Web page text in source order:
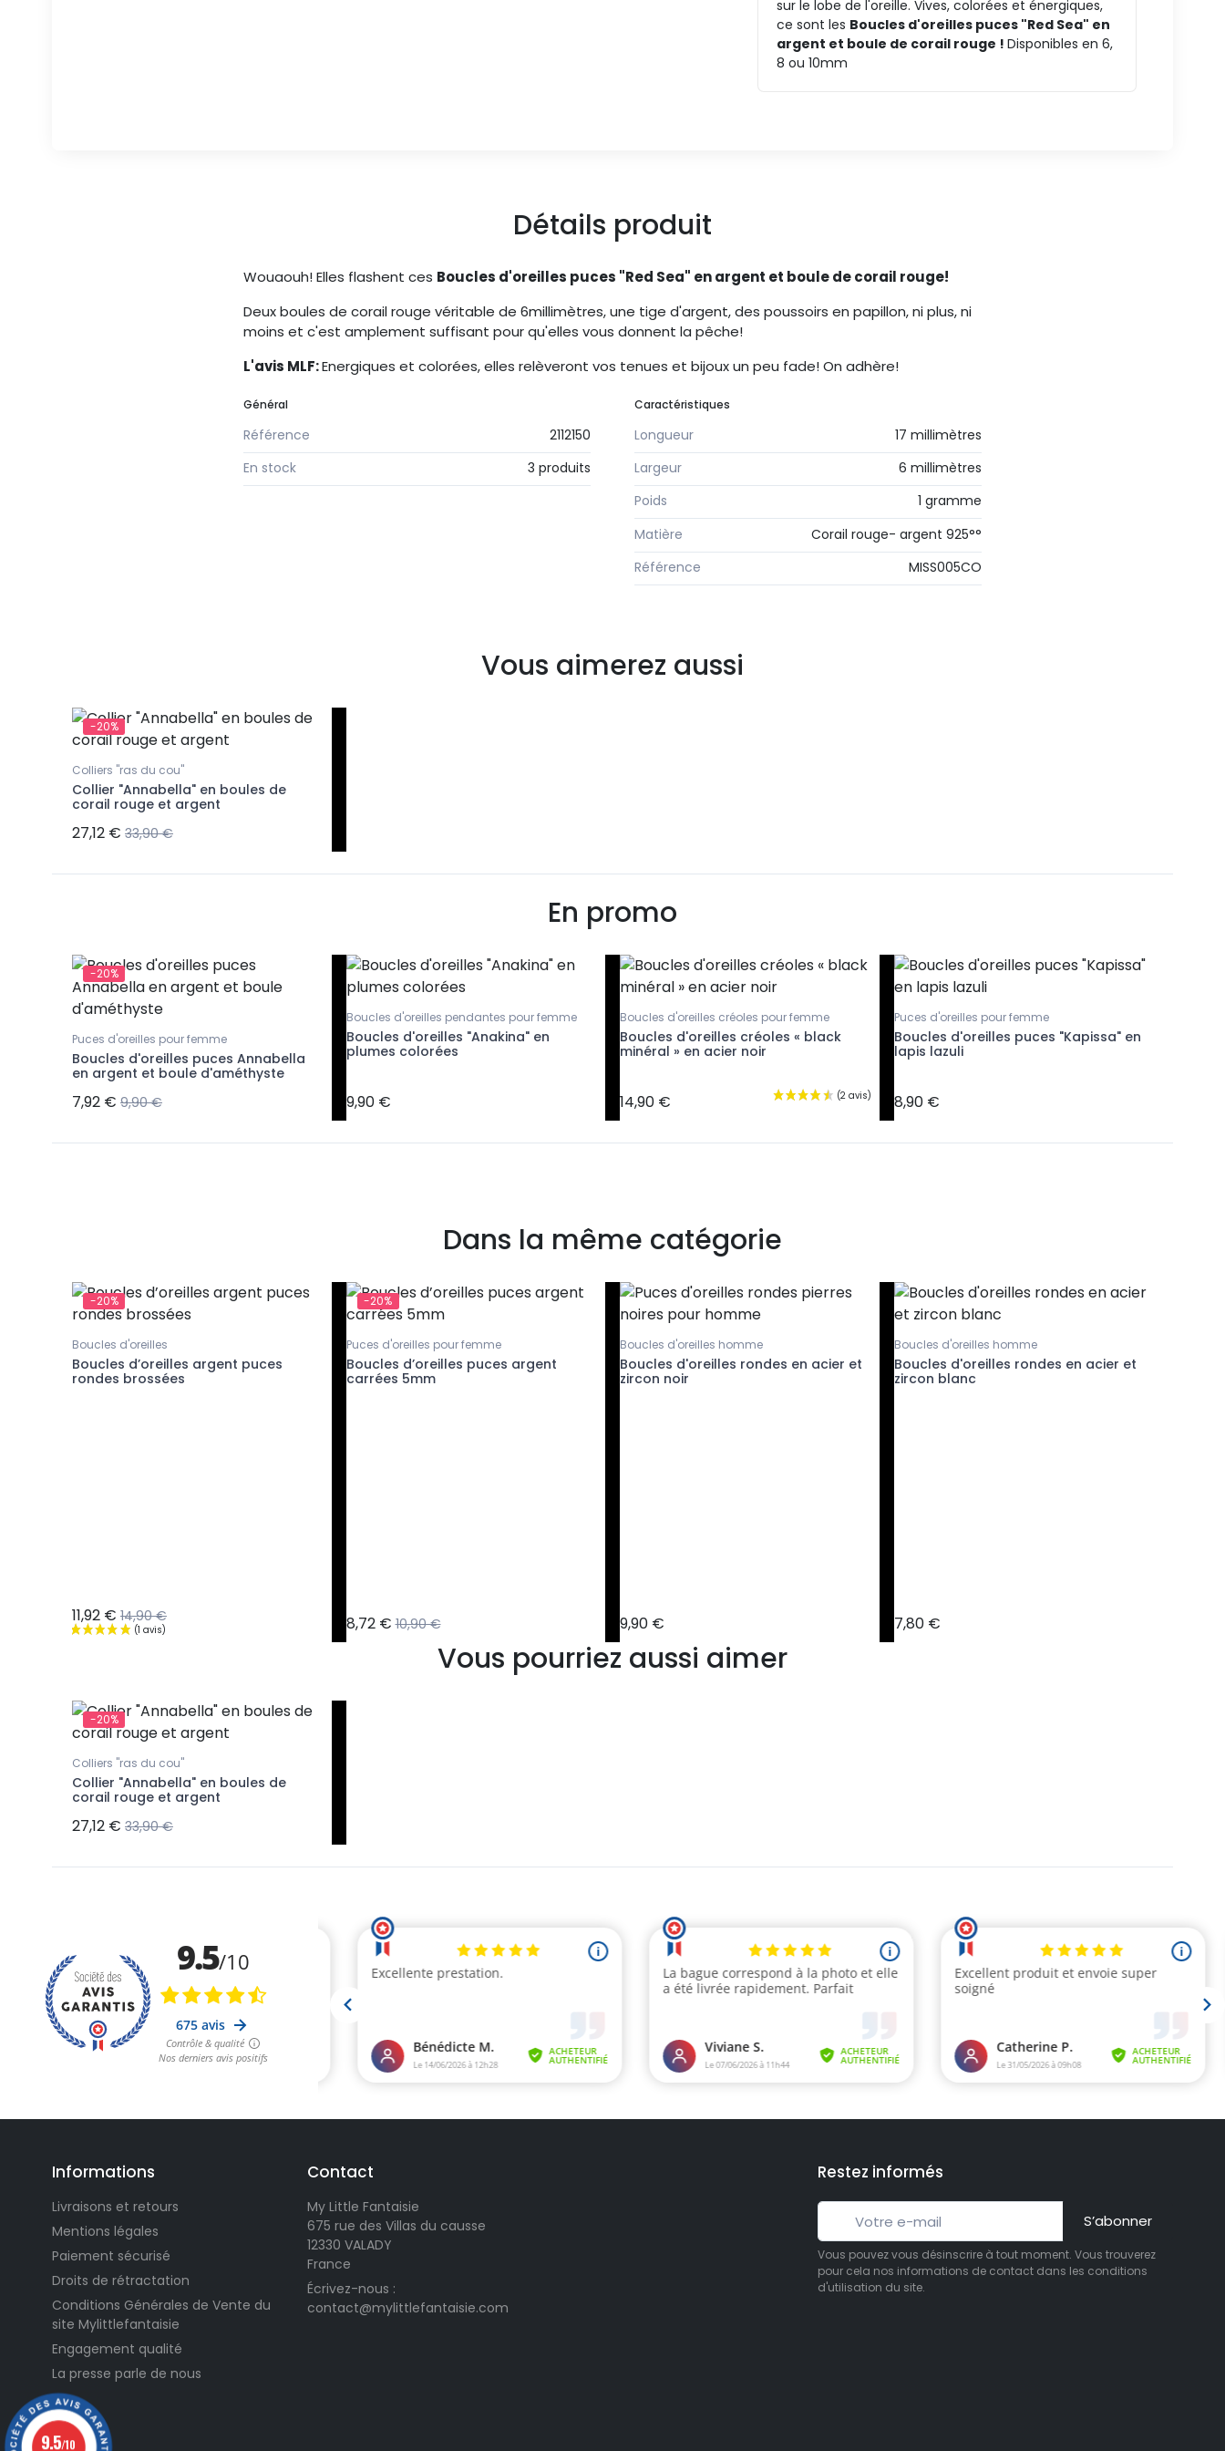
sur le lobe de l'oreille. Vives, colorées et énergiques,
ce sont les Boucles d'oreilles puces "Red Sea" en
argent et boule de corail rouge ! Disponibles en 6,
8 ou 10mm
Détails produit
Wouaouh! Elles flashent ces Boucles d'oreilles puces "Red Sea" en argent et boule de corail rouge!
Deux boules de corail rouge véritable de 6millimètres, une tige d'argent, des poussoirs en papillon, ni plus, ni
moins et c'est amplement suffisant pour qu'elles vous donnent la pêche!
L'avis MLF:Energiques et colorées, elles relèveront vos tenues et bijoux un peu fade! On adhère!
Général
Référence
2112150
En stock
3 produits
Caractéristiques
Longueur
17 millimètres
Largeur
6 millimètres
Poids
1 gramme
Matière
Corail rouge- argent 925°°
Référence
MISS005CO
Vous aimerez aussi
-20%
Colliers "ras du cou"
Collier "Annabella" en boules de
corail rouge et argent
27,12 € 33,90 €
En promo
-20%
Puces d'oreilles pour femme
Boucles d'oreilles puces Annabella
en argent et boule d'améthyste
7,92 € 9,90 €
Boucles d'oreilles pendantes pour femme
Boucles d'oreilles "Anakina" en
plumes colorées
9,90 €
Boucles d'oreilles créoles pour femme
Boucles d'oreilles créoles « black
minéral » en acier noir
14,90 €
Puces d'oreilles pour femme
Boucles d'oreilles puces "Kapissa" en
lapis lazuli
8,90 €
Dans la même catégorie
-20%
Boucles d'oreilles
Boucles d’oreilles argent puces
rondes brossées
11,92 € 14,90 €
-20%
Puces d'oreilles pour femme
Boucles d’oreilles puces argent
carrées 5mm
8,72 € 10,90 €
Boucles d'oreilles homme
Boucles d'oreilles rondes en acier et
zircon noir
9,90 €
Boucles d'oreilles homme
Boucles d'oreilles rondes en acier et
zircon blanc
7,80 €
Vous pourriez aussi aimer
-20%
Colliers "ras du cou"
Collier "Annabella" en boules de
corail rouge et argent
27,12 € 33,90 €
Informations
Livraisons et retours
Mentions légales
Paiement sécurisé
Droits de rétractation
Conditions Générales de Vente du
site Mylittlefantaisie
Engagement qualité
La presse parle de nous
Contact
My Little Fantaisie
675 rue des Villas du causse
12330 VALADY
France
Écrivez-nous :
contact@mylittlefantaisie.com
Restez informés
S’abonner
Vous pouvez vous désinscrire à tout moment. Vous trouverez
pour cela nos informations de contact dans les conditions
d'utilisation du site.
9.5/10